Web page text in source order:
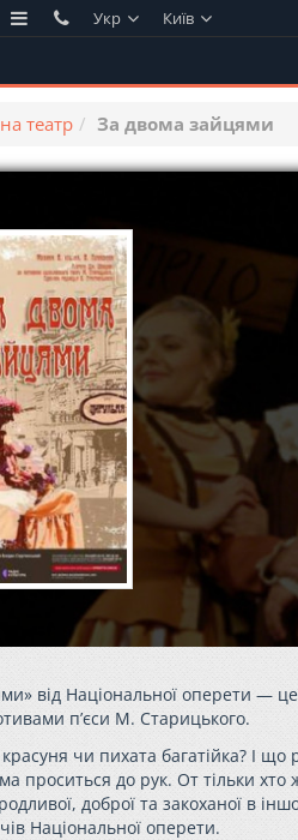
Укр Київ
театр За двома зайцями
від Національної оперети —
п’єси М. Старицького.
чи пихата багатійка? І
проситься до рук. От тільки хто
доброї та закоханої в
Національної оперети.